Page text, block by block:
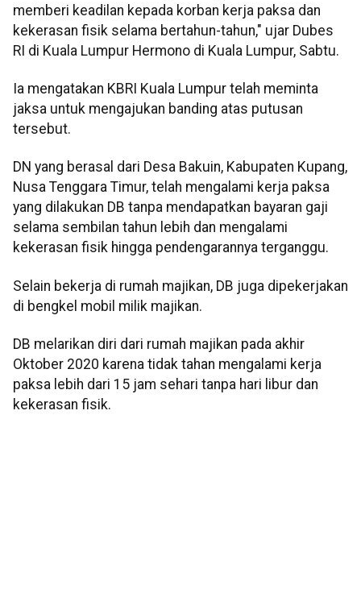
memberi keadilan kepada korban kerja paksa dan
kekerasan fisik selama bertahun-tahun," ujar Dubes
RI di Kuala Lumpur Hermono di Kuala Lumpur, Sabtu.
Ia mengatakan KBRI Kuala Lumpur telah meminta
jaksa untuk mengajukan banding atas putusan
tersebut.
DN yang berasal dari Desa Bakuin, Kabupaten Kupang,
Nusa Tenggara Timur, telah mengalami kerja paksa
yang dilakukan DB tanpa mendapatkan bayaran gaji
selama sembilan tahun lebih dan mengalami
kekerasan fisik hingga pendengarannya terganggu.
Selain bekerja di rumah majikan, DB juga dipekerjakan
di bengkel mobil milik majikan.
DB melarikan diri dari rumah majikan pada akhir
Oktober 2020 karena tidak tahan mengalami kerja
paksa lebih dari 15 jam sehari tanpa hari libur dan
kekerasan fisik.